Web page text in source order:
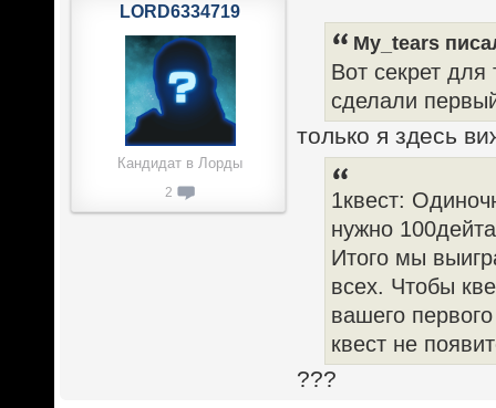
My_tears
Вот секрет для
сделали
только я здесь
1квест:
нужно
Итого мы
всех. Чтобы
вашего
квест не
???
LORD6334719
Кандидат в Лорды
2